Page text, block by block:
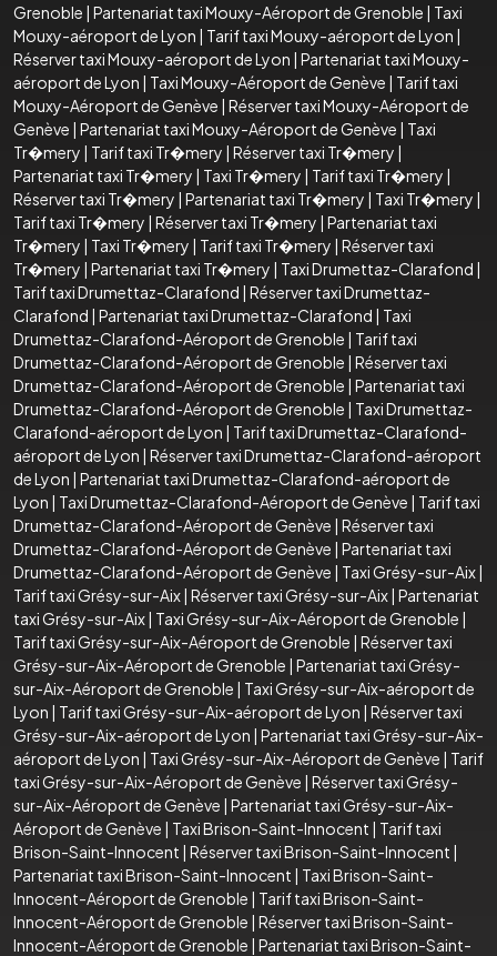
Grenoble | Partenariat taxi Mouxy-Aéroport de Grenoble | Taxi
Mouxy-aéroport de Lyon | Tarif taxi Mouxy-aéroport de Lyon |
Réserver taxi Mouxy-aéroport de Lyon | Partenariat taxi Mouxy-
aéroport de Lyon | Taxi Mouxy-Aéroport de Genève | Tarif taxi
Mouxy-Aéroport de Genève | Réserver taxi Mouxy-Aéroport de
Genève | Partenariat taxi Mouxy-Aéroport de Genève | Taxi
Tr�mery | Tarif taxi Tr�mery | Réserver taxi Tr�mery |
Partenariat taxi Tr�mery | Taxi Tr�mery | Tarif taxi Tr�mery |
Réserver taxi Tr�mery | Partenariat taxi Tr�mery | Taxi Tr�mery |
Tarif taxi Tr�mery | Réserver taxi Tr�mery | Partenariat taxi
Tr�mery | Taxi Tr�mery | Tarif taxi Tr�mery | Réserver taxi
Tr�mery | Partenariat taxi Tr�mery | Taxi Drumettaz-Clarafond |
Tarif taxi Drumettaz-Clarafond | Réserver taxi Drumettaz-
Clarafond | Partenariat taxi Drumettaz-Clarafond | Taxi
Drumettaz-Clarafond-Aéroport de Grenoble | Tarif taxi
Drumettaz-Clarafond-Aéroport de Grenoble | Réserver taxi
Drumettaz-Clarafond-Aéroport de Grenoble | Partenariat taxi
Drumettaz-Clarafond-Aéroport de Grenoble | Taxi Drumettaz-
Clarafond-aéroport de Lyon | Tarif taxi Drumettaz-Clarafond-
aéroport de Lyon | Réserver taxi Drumettaz-Clarafond-aéroport
de Lyon | Partenariat taxi Drumettaz-Clarafond-aéroport de
Lyon | Taxi Drumettaz-Clarafond-Aéroport de Genève | Tarif taxi
Drumettaz-Clarafond-Aéroport de Genève | Réserver taxi
Drumettaz-Clarafond-Aéroport de Genève | Partenariat taxi
Drumettaz-Clarafond-Aéroport de Genève | Taxi Grésy-sur-Aix|
Tarif taxi Grésy-sur-Aix| Réserver taxi Grésy-sur-Aix| Partenariat
taxi Grésy-sur-Aix| Taxi Grésy-sur-Aix-Aéroport de Grenoble |
Tarif taxi Grésy-sur-Aix-Aéroport de Grenoble | Réserver taxi
Grésy-sur-Aix-Aéroport de Grenoble | Partenariat taxi Grésy-
sur-Aix-Aéroport de Grenoble | Taxi Grésy-sur-Aix-aéroport de
Lyon | Tarif taxi Grésy-sur-Aix-aéroport de Lyon | Réserver taxi
Grésy-sur-Aix-aéroport de Lyon | Partenariat taxi Grésy-sur-Aix-
aéroport de Lyon | Taxi Grésy-sur-Aix-Aéroport de Genève | Tarif
taxi Grésy-sur-Aix-Aéroport de Genève | Réserver taxi Grésy-
sur-Aix-Aéroport de Genève | Partenariat taxi Grésy-sur-Aix-
Aéroport de Genève | Taxi Brison-Saint-Innocent | Tarif taxi
Brison-Saint-Innocent | Réserver taxi Brison-Saint-Innocent |
Partenariat taxi Brison-Saint-Innocent | Taxi Brison-Saint-
Innocent-Aéroport de Grenoble | Tarif taxi Brison-Saint-
Innocent-Aéroport de Grenoble | Réserver taxi Brison-Saint-
Innocent-Aéroport de Grenoble | Partenariat taxi Brison-Saint-